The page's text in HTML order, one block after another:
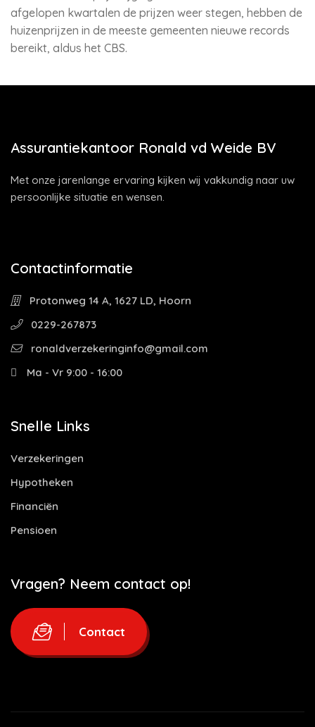
afgelopen kwartalen de prijzen weer stegen, hebben de
huizenprijzen in de meeste gemeenten nieuwe records
bereikt, aldus het CBS.
Assurantiekantoor Ronald vd Weide BV
Met onze jarenlange ervaring kijken wij vakkundig naar uw
persoonlijke situatie en wensen.
Contactinformatie
Protonweg 14 A, 1627 LD, Hoorn
0229-267873
ronaldverzekeringinfo@gmail.com
Ma - Vr 9:00 - 16:00
Snelle Links
Verzekeringen
Hypotheken
Financiën
Pensioen
Vragen? Neem contact op!
Contact